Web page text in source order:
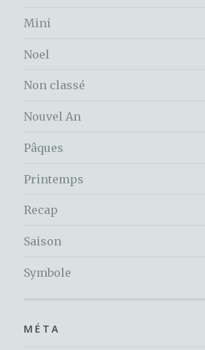
Mini
Noel
Non classé
Nouvel An
Pâques
Printemps
Recap
Saison
Symbole
MÉTA